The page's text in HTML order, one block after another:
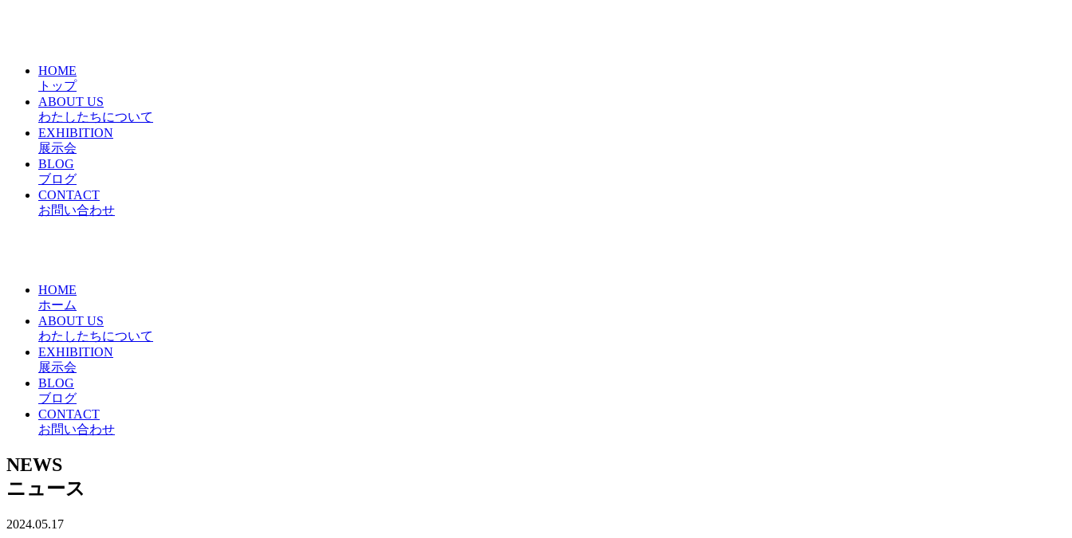
HOME
トップ
ABOUT US
わたしたちについて
EXHIBITION
展示会
BLOG
ブログ
CONTACT
お問い合わせ
HOME
ホーム
ABOUT US
わたしたちについて
EXHIBITION
展示会
BLOG
ブログ
CONTACT
お問い合わせ
NEWS
ニュース
2024.05.17